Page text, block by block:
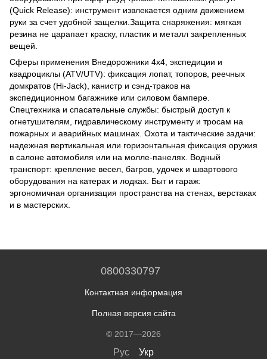
(Quick Release): инструмент извлекается одним движением
руки за счет удобной защелки.Защита снаряжения: мягкая
резина не царапает краску, пластик и металл закрепленных
вещей.
Сферы применения Внедорожники 4х4, экспедиции и
квадроциклы (ATV/UTV): фиксация лопат, топоров, реечных
домкратов (Hi-Jack), канистр и сэнд-траков на
экспедиционном багажнике или силовом бампере.
Спецтехника и спасательные службы: быстрый доступ к
огнетушителям, гидравлическому инструменту и тросам на
пожарных и аварийных машинах. Охота и тактические задачи:
надежная вертикальная или горизонтальная фиксация оружия
в салоне автомобиля или на молле-панелях. Водный
транспорт: крепление весел, багров, удочек и швартового
оборудования на катерах и лодках. Быт и гараж:
эргономичная организация пространства на стенах, верстаках
и в мастерских.
0800330797
Контактная информация
Полная версия сайта
© 2017—2026
Рус Укр